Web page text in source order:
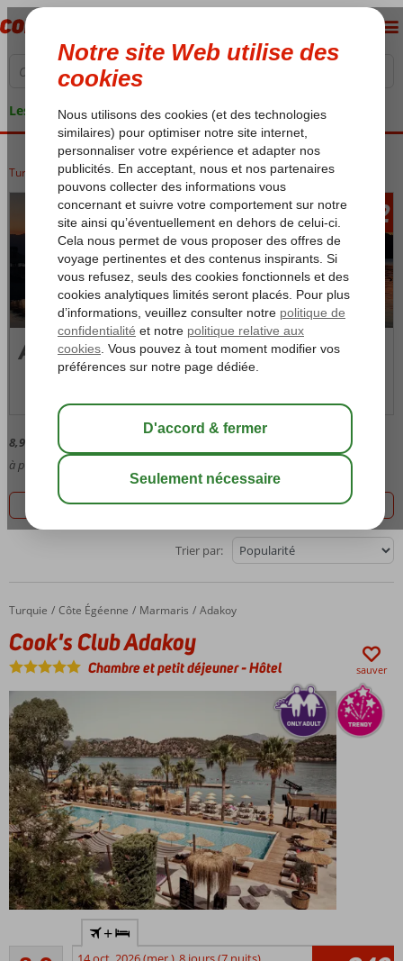
Les garanties de vacances
Turquie Côte Égéenne Marmaris Adakoy
àpd 942
Adakoy
8,9 Moyenne des évaluations,
à partir de
Filtrez les 2 offres
Trier par:
Accueil
Turquie Côte Égéenne Marmaris Adakoy
Cook's Club Adakoy
Cook's Club Adakoy
Chambre et petit déjeuner-Hôtel sauver
âge
Recommandé
+